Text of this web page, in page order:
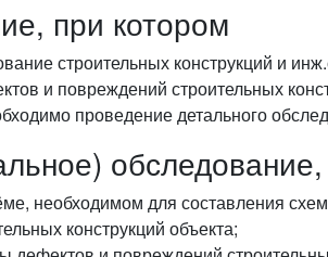
при котором
строительных конструкций и
и повреждений строительных
проведение детального
необходимом для составления схем
конструкций объекта;